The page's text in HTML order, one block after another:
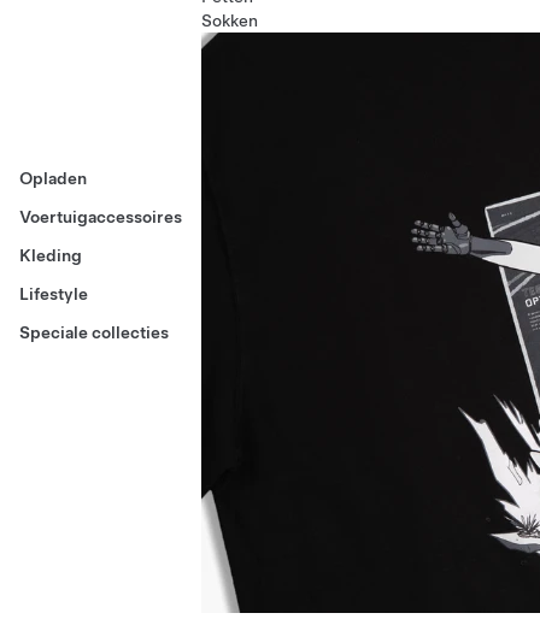
Opladen
Voertuigaccessoires
Kleding
Lifestyle
Speciale collecties
Sokken